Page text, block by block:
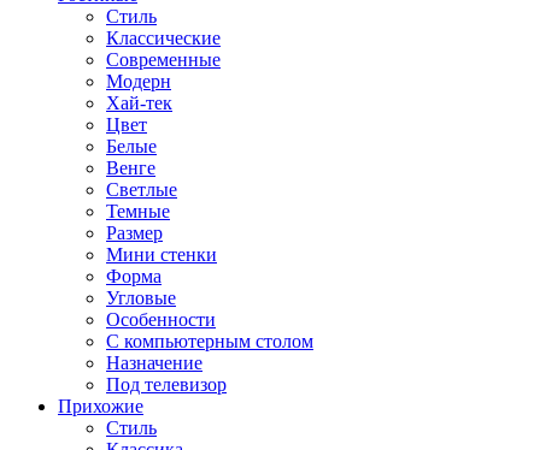
Стиль
Классические
Современные
Модерн
Хай-тек
Цвет
Белые
Венге
Светлые
Темные
Размер
Мини стенки
Форма
Угловые
Особенности
С компьютерным столом
Назначение
Под телевизор
Прихожие
Стиль